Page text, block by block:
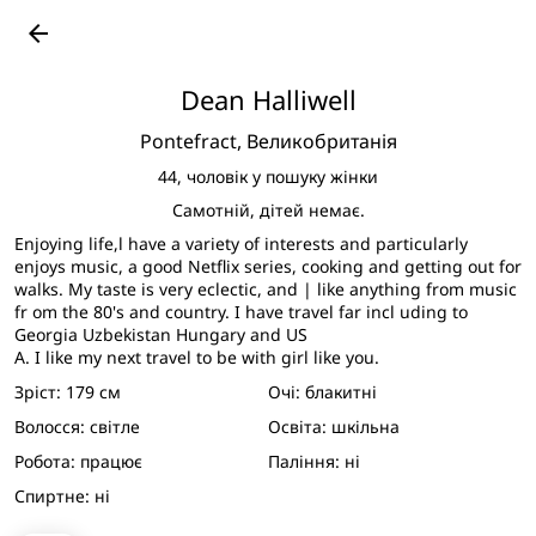
arrow_back
Dean Halliwell
Pontefract, Великобританія
44, чоловік у пошуку жінки
Самотній, дітей немає.
Enjoying life,l have a variety of interests and particularly
enjoys music, a good Netflix series, cooking and getting out for
walks. My taste is very eclectic, and | like anything from music
fr om the 80's and country. I have travel far incl uding to
Georgia Uzbekistan Hungary and US
A. I like my next travel to be with girl like you.
Зріст: 179 см Очі: блакитні
Волосся: світле Освіта: шкільна
Робота: працює Паління: ні
Спиртне: ні